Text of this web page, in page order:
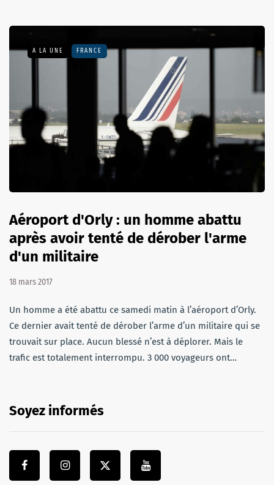
A LA UNE FRANCE
Aéroport d'Orly : un homme abattu
après avoir tenté de dérober l'arme
d'un militaire
18 mars 2017
Un homme a été abattu ce samedi matin à l’aéroport d’Orly.
Ce dernier avait tenté de dérober l’arme d’un militaire qui se
trouvait sur place. Aucun blessé n’est à déplorer. Mais le
trafic est totalement interrompu. 3 000 voyageurs ont…
Soyez informés